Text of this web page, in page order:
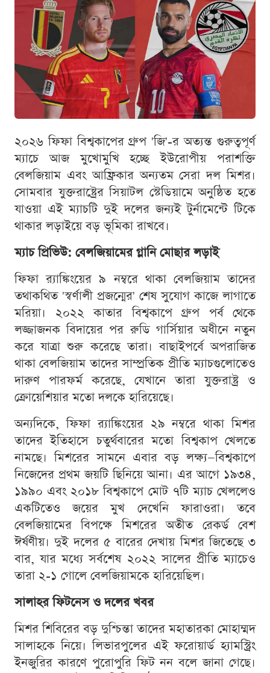
২০২৬ ফিফা বিশ্বকাপের গ্রুপ 'জি'-র অত্যন্ত গুরুত্বপূর্ণ
ম্যাচে আজ মুখোমুখি হচ্ছে ইউরোপীয় পরাশক্তি
বেলজিয়াম এবং আফ্রিকার অন্যতম সেরা দল মিশর।
সোমবার যুক্তরাষ্ট্রের সিয়াটল স্টেডিয়ামে অনুষ্ঠিত হতে
যাওয়া এই ম্যাচটি দুই দলের জন্যই টুর্নামেন্টে টিকে
থাকার লড়াইয়ে বড় ভূমিকা রাখবে।
ম্যাচ প্রিভিউ: বেলজিয়ামের গ্লানি মোছার লড়াই
ফিফা র‍্যাঙ্কিংয়ের ৯ নম্বরে থাকা বেলজিয়াম তাদের
তথাকথিত 'স্বর্ণালী প্রজন্মের' শেষ সুযোগ কাজে লাগাতে
মরিয়া। ২০২২ কাতার বিশ্বকাপে গ্রুপ পর্ব থেকে
লজ্জাজনক বিদায়ের পর রুডি গার্সিয়ার অধীনে নতুন
করে যাত্রা শুরু করেছে তারা। বাছাইপর্বে অপরাজিত
থাকা বেলজিয়াম তাদের সাম্প্রতিক প্রীতি ম্যাচগুলোতেও
দারুণ পারফর্ম করেছে, যেখানে তারা যুক্তরাষ্ট্র ও
ক্রোয়েশিয়ার মতো দলকে হারিয়েছে।
অন্যদিকে, ফিফা র‍্যাঙ্কিংয়ের ২৯ নম্বরে থাকা মিশর
তাদের ইতিহাসে চতুর্থবারের মতো বিশ্বকাপ খেলতে
নামছে। মিশরের সামনে এবার বড় লক্ষ্য—বিশ্বকাপে
নিজেদের প্রথম জয়টি ছিনিয়ে আনা। এর আগে ১৯৩৪,
১৯৯০ এবং ২০১৮ বিশ্বকাপে মোট ৭টি ম্যাচ খেললেও
একটিতেও জয়ের মুখ দেখেনি ফারাওরা। তবে
বেলজিয়ামের বিপক্ষে মিশরের অতীত রেকর্ড বেশ
ঈর্ষণীয়। দুই দলের ৫ বারের দেখায় মিশর জিতেছে ৩
বার, যার মধ্যে সর্বশেষ ২০২২ সালের প্রীতি ম্যাচেও
তারা ২-১ গোলে বেলজিয়ামকে হারিয়েছিল।
সালাহর ফিটনেস ও দলের খবর
মিশর শিবিরের বড় দুশ্চিন্তা তাদের মহাতারকা মোহাম্মদ
সালাহকে নিয়ে। লিভারপুলের এই ফরোয়ার্ড হ্যামস্ট্রিং
ইনজুরির কারণে পুরোপুরি ফিট নন বলে জানা গেছে।